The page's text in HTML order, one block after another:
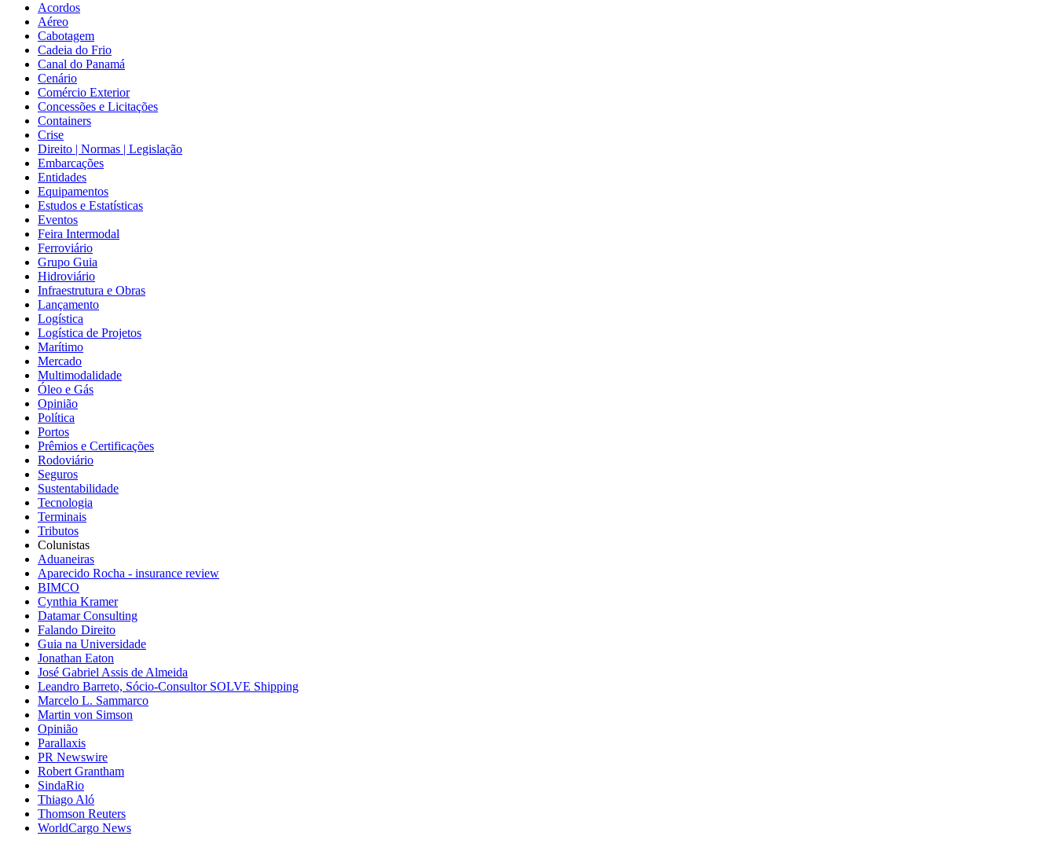
Acordos
Aéreo
Cabotagem
Cadeia do Frio
Canal do Panamá
Cenário
Comércio Exterior
Concessões e Licitações
Containers
Crise
Direito | Normas | Legislação
Embarcações
Entidades
Equipamentos
Estudos e Estatísticas
Eventos
Feira Intermodal
Ferroviário
Grupo Guia
Hidroviário
Infraestrutura e Obras
Lançamento
Logística
Logística de Projetos
Marítimo
Mercado
Multimodalidade
Óleo e Gás
Opinião
Política
Portos
Prêmios e Certificações
Rodoviário
Seguros
Sustentabilidade
Tecnologia
Terminais
Tributos
Colunistas
Aduaneiras
Aparecido Rocha - insurance review
BIMCO
Cynthia Kramer
Datamar Consulting
Falando Direito
Guia na Universidade
Jonathan Eaton
José Gabriel Assis de Almeida
Leandro Barreto, Sócio-Consultor SOLVE Shipping
Marcelo L. Sammarco
Martin von Simson
Opinião
Parallaxis
PR Newswire
Robert Grantham
SindaRio
Thiago Aló
Thomson Reuters
WorldCargo News